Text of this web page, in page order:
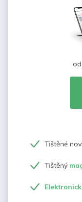
od
Tištěné
Tištěný